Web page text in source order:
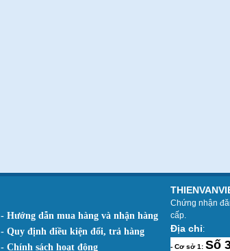
- Hướng dẫn mua hàng và nhận hàng
- Quy định điều kiện đổi, trả hàng
- Chính sách hoạt động
Chứng nhận
cấp.
Địa chỉ:
- Cơ sở 1: Số